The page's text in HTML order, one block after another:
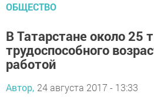
ОБЩЕСТВО
В Татарстане около 25
трудоспособного
работой
Автор, 24 августа 2017 - 13:33